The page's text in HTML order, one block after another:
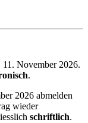
November 2026.
.
2026 abmelden
wieder
schriftlich.